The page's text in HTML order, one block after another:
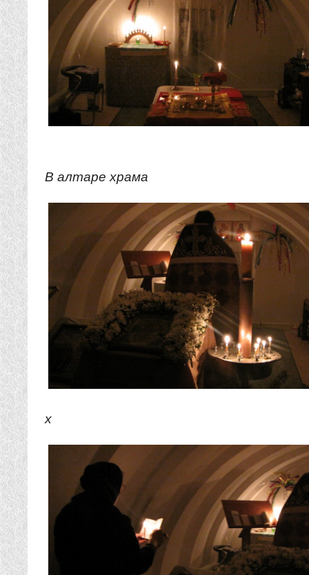
В алтаре храма
х